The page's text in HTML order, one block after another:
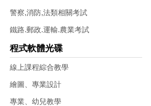
警察,消防,法類相關考試
鐵路.郵政.運輸.農業考試
程式軟體光碟
線上課程綜合教學
繪圖、專業設計
專業、幼兒教學